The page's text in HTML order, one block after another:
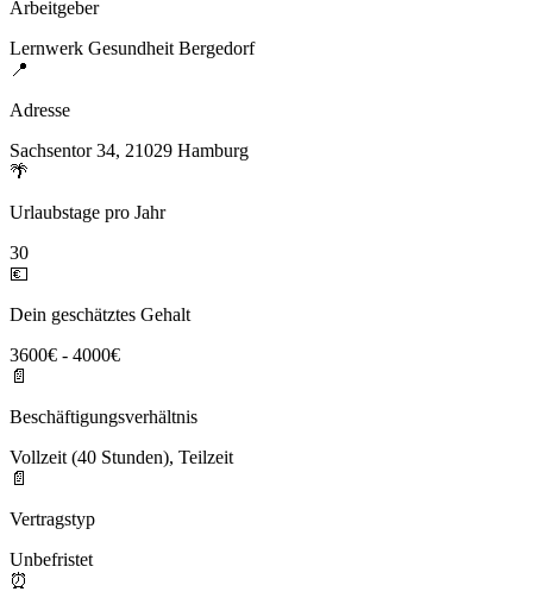
Arbeitgeber
Lernwerk Gesundheit Bergedorf
📍
Adresse
Sachsentor 34, 21029 Hamburg
🌴
Urlaubstage pro Jahr
30
💶
Dein geschätztes Gehalt
3600€ - 4000€
📄
Beschäftigungsverhältnis
Vollzeit (40 Stunden), Teilzeit
📄
Vertragstyp
Unbefristet
⏰